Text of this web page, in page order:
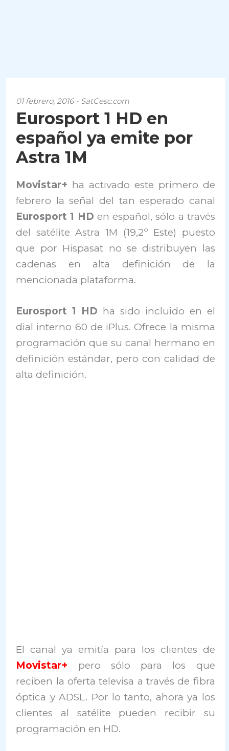
01 febrero, 2016 - SatCesc.com
Eurosport 1 HD en
español ya emite por
Astra 1M
Movistar+ ha activado este primero de
febrero la señal del tan esperado canal
Eurosport 1 HD en español, sólo a través
del satélite Astra 1M (19,2º Este) puesto
que por Hispasat no se distribuyen las
cadenas en alta definición de la
mencionada plataforma.
Eurosport 1 HD ha sido incluido en el
dial interno 60 de iPlus. Ofrece la misma
programación que su canal hermano en
definición estándar, pero con calidad de
alta definición.
El canal ya emitía para los clientes de
Movistar+ pero sólo para los que
reciben la oferta televisa a través de fibra
óptica y ADSL. Por lo tanto, ahora ya los
clientes al satélite pueden recibir su
programación en HD.